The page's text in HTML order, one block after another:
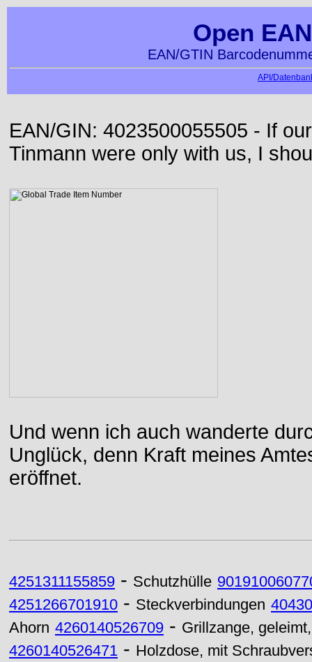
Open
EAN/GTIN
API/
EAN/GIN: 4023500055505 - If
Tinmann were only with us, I
Und wenn ich auch wanderte
Unglück, denn Kraft meines
eröffnet.
4251311155859 - Schutzhülle
4251266701910 - Steckverbindungen
Ahorn 4260140526709 - Grillzange,
4260140526471 - Holzdose, mit